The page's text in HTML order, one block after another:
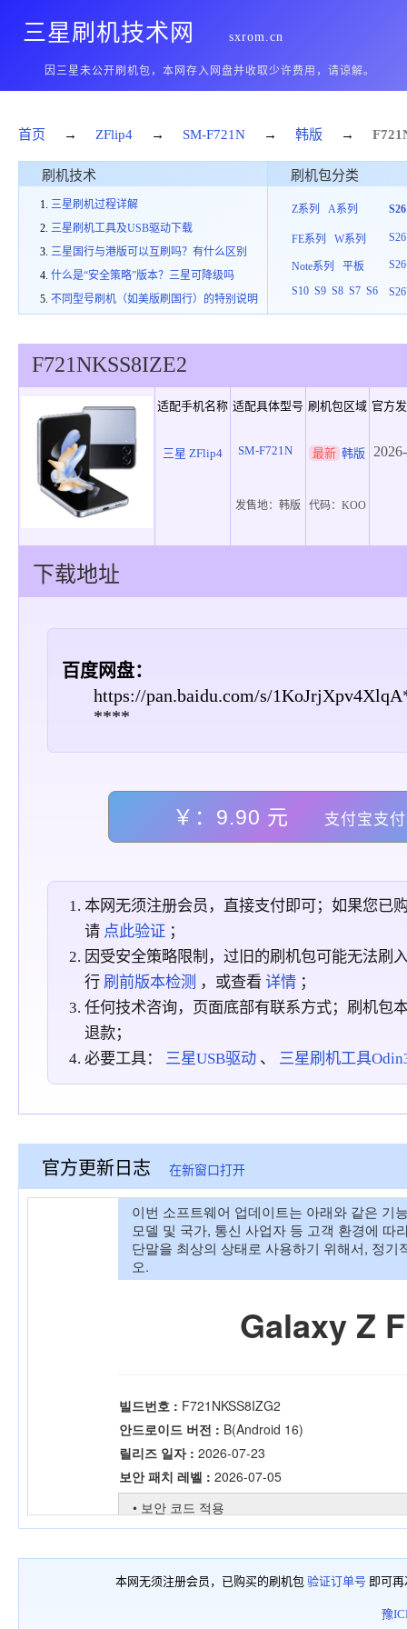
三星刷机技术网 sxrom.cn
因三星未公开刷机包，本网存入网盘并收取少许费用，请谅解。
首页 → ZFlip4 → SM-F721N → 韩版 →
刷机技术
三星刷机过程详解
三星刷机工具及USB驱动下载
三星国行与港版可以互刷吗？有什么区别
什么是“安全策略”版本？三星可降级吗
不同型号刷机（如美版刷国行）的特别说明
刷机包分类
Z系列 A系列
FE系列 W系列
Note系列
平板
S10 S9 S8 S7 S6
S26
F721NKSS8IZE2
适配手机名称 适配具体型号 刷机包区域 官方
三星 ZFlip4 SM-F721N 最新 韩版
发售地： 韩版 代码： KOO
下载地址
百度网盘：
https://pan.baidu.com/s/
****
￥：9.90 元 支付宝支付
本网无须注册会员，直接支付即可；如果您已
请 点此验证 ；
因受安全策略限制，过旧的刷机包可能无法刷
行 刷前版本检测 ，或查看详情 ；
任何技术咨询，页面底部有联系方式；刷机包
退款；
必要工具： 三星USB驱动 、 三星刷机工具
官方更新日志 在新窗口打开
本网无须注册会员，已购买的刷机包 验证订单号 即可
豫